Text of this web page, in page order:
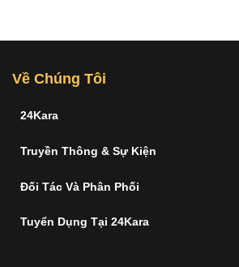
Về Chúng Tôi
24Kara
Truyền Thông & Sự Kiện
Đối Tác Và Phân Phối
Tuyển Dụng Tại 24Kara